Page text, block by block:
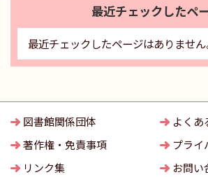
最近チェックしたペ
最近チェックしたページはありません
図書館関係団体
よくあ
著作権・免責事項
プライ
リンク集
お問い